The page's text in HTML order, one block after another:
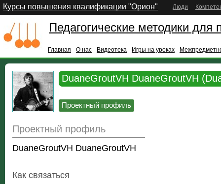
Курсы повышения квалификации "Орион" Люди
Педагогические методики для
Главная О нас Видеотека Игры на уроках
DuaneGroutVH DuaneGroutVH
Проектный профиль
Проектный профиль
DuaneGroutVH DuaneGroutVH
Как связаться